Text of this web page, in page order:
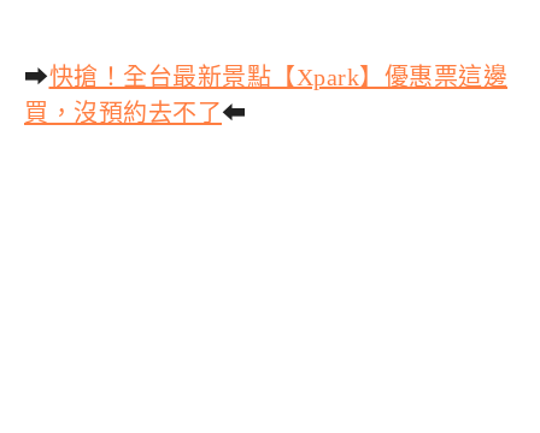
➡快搶！全台最新景點【Xpark】優惠票這邊
買，沒預約去不了⬅